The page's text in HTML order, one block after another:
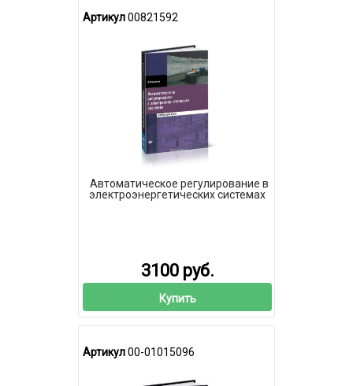
Артикул00821592
Автоматическое регулирование в
электроэнергетических системах
3100 руб.
Купить
Артикул00-01015096